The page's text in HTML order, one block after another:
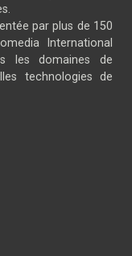
par plus de 150
International
les domaines de
technologies de